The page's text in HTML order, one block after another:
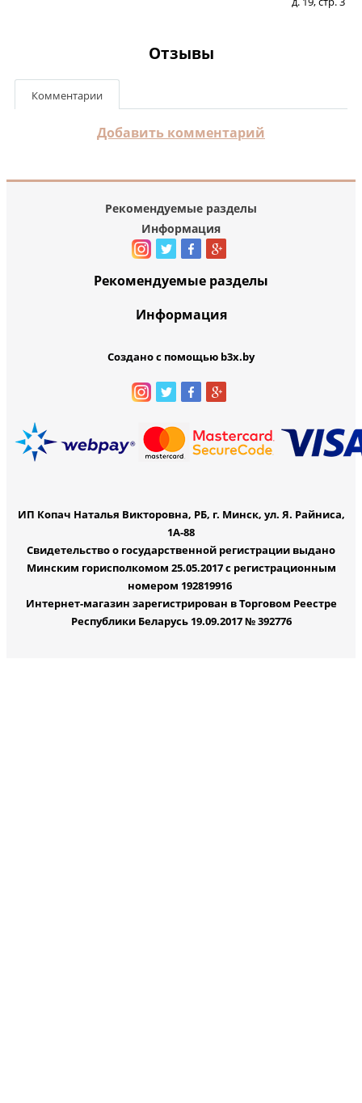
Отзывы
Комментарии
Добавить комментарий
Рекомендуемые разделы
Информация
Рекомендуемые разделы
Информация
Создано с помощью b3x.by
ИП Копач Наталья Викторовна, РБ, г. Минск, ул. Я. Райниса,
1А-88
Свидетельство о государственной регистрации выдано
Минским горисполкомом 25.05.2017 с регистрационным
номером 192819916
Интернет-магазин зарегистрирован в Торговом Реестре
Республики Беларусь 19.09.2017 № 392776